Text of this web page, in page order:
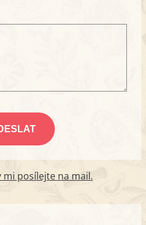
mi posílejte na mail.